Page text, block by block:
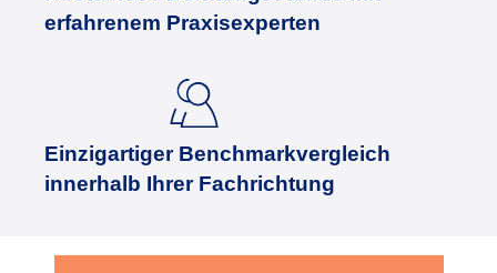
erfahrenem Praxisexperten
Einzigartiger Benchmarkvergleich
innerhalb Ihrer Fachrichtung